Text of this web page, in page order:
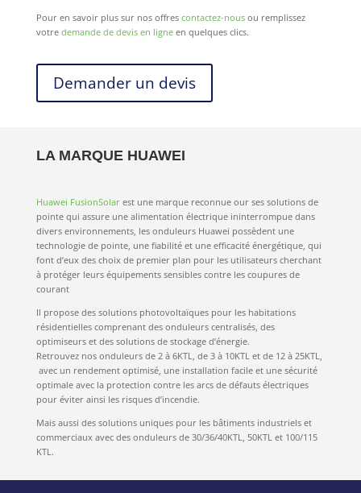
Pour en savoir plus sur nos offres contactez-nousou remplissez
votre demande de devis en ligne en quelques clics.
Demander un devis
LA MARQUE HUAWEI
Huawei FusionSolarest une marque reconnue our ses solutions de
pointe qui assure une alimentation électrique ininterrompue dans
divers environnements, les onduleurs Huawei possèdent une
technologie de pointe, une fiabilité et une efficacité énergétique, qui
font d’eux des choix de premier plan pour les utilisateurs cherchant
à protéger leurs équipements sensibles contre les coupures de
courant
Il propose des solutions photovoltaïques pour les habitations
résidentielles comprenant des onduleurs centralisés, des
optimiseurs et des solutions de stockage d’énergie.
Retrouvez nos onduleurs de 2 à 6KTL, de 3 à 10KTL et de 12 à 25KTL,
avec un rendement optimisé, une installation facile et une sécurité
optimale avec la protection contre les arcs de défauts électriques
pour éviter ainsi les risques d’incendie.
Mais aussi des solutions uniques pour les bâtiments industriels et
commerciaux avec des onduleurs de 30/36/40KTL, 50KTL et 100/115
KTL.